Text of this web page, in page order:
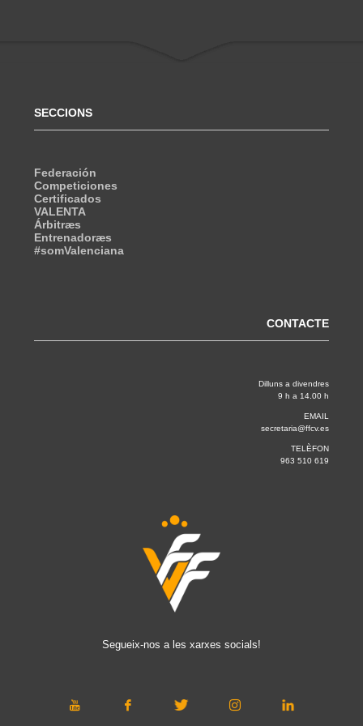
SECCIONS
Federación
Competiciones
Certificados
VALENTA
Árbitræs
Entrenadoræs
#somValenciana
CONTACTE
Dilluns a divendres
9 h a 14.00 h
EMAIL
secretaria@ffcv.es
TELÈFON
963 510 619
Segueix-nos a les xarxes socials!